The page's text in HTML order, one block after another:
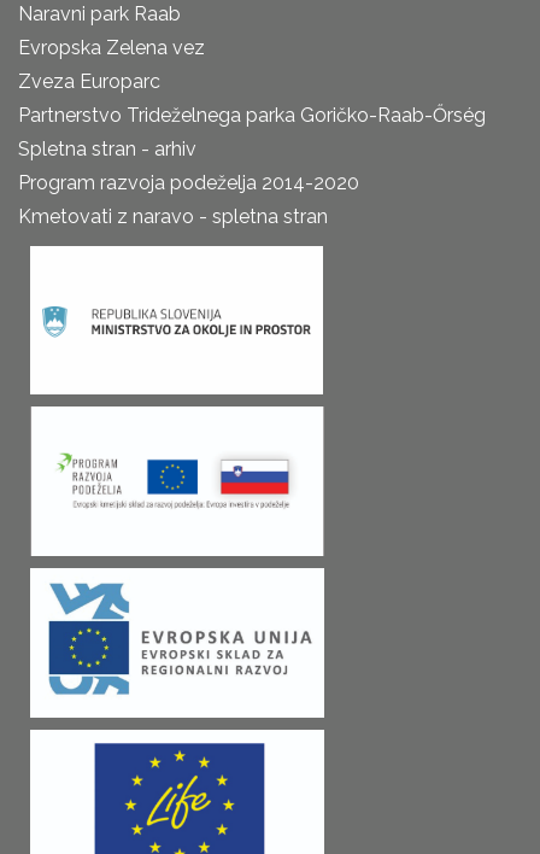
Naravni park Raab
Evropska Zelena vez
Zveza Europarc
Partnerstvo Trideželnega parka Goričko-Raab-Őrség
Spletna stran - arhiv
Program razvoja podeželja 2014-2020
Kmetovati z naravo - spletna stran